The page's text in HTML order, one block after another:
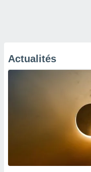
Actualités